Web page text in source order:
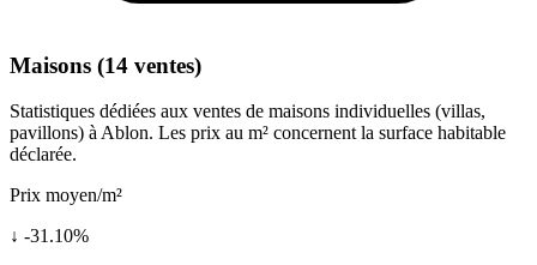
Maisons (14 ventes)
Statistiques dédiées aux ventes de maisons individuelles (villas,
pavillons) à Ablon. Les prix au m² concernent la surface habitable
déclarée.
Prix moyen/m²
↓ -31.10%